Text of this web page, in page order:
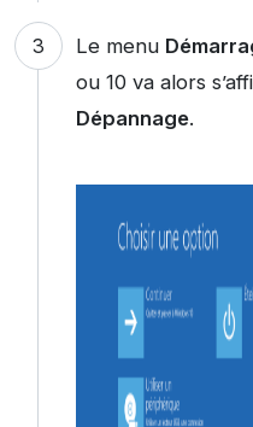
Le menu
ou 10 va alors
Dépannage.